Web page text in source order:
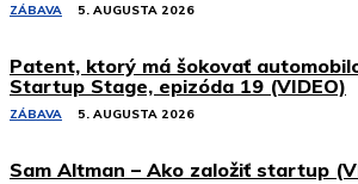
ZÁBAVA 5. AUGUSTA 2026
Patent, ktorý má šokovať
Startup Stage, epizóda 19 (VIDEO)
ZÁBAVA 5. AUGUSTA 2026
Sam Altman – Ako založiť startup